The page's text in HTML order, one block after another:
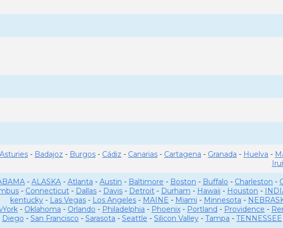
Asturies - Badajoz - Burgos - Cádiz - Canarias - Cartagena - Granada - Huelva -
- ALASKA - Atlanta - Austin - Baltimore - Boston - Buffalo - Charleston -
- Connecticut - Dallas - Davis - Detroit - Durham - Hawaii - Houston -
kentucky - Las Vegas - Los Angeles - MAINE - Miami - Minnesota -
- Oklahoma - Orlando - Philadelphia - Phoenix - Portland - Providence -
Diego - San Francisco - Sarasota - Seattle - Silicon Valley - Tampa - TENNESSEE